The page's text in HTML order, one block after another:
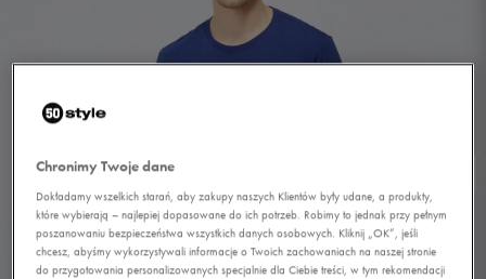
Chronimy Twoje dane
Dokładamy wszelkich starań, aby zakupy naszych Klientów były udane, a produkty,
które wybierają – najlepiej dopasowane do ich potrzeb. Robimy to jednak przy pełnym
poszanowaniu bezpieczeństwa wszystkich danych osobowych. Kliknij „OK”, jeśli
chcesz, abyśmy wykorzystywali informacje o Twoich zachowaniach na naszej stronie
do przygotowania personalizowanych specjalnie dla Ciebie treści, w tym rekomendacji